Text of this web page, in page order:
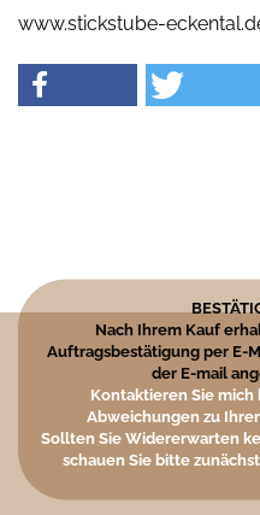
www.stickstube-
Nach Ihrem Kauf
Auftragsbestätigung per E-
der E-mail
Kontaktieren Sie
Abweichungen zu
Sollten Sie Widererwarten
schauen Sie bitte